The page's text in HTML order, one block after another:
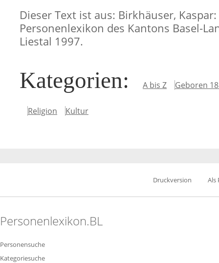
Dieser Text ist aus: Birkhäuser, Kaspar:
Personenlexikon des Kantons Basel-
Liestal 1997.
Kategorien: A bis Z Geboren
Religion Kultur
Druckversion Als
Personenlexikon.BL
Personensuche
Kategoriesuche